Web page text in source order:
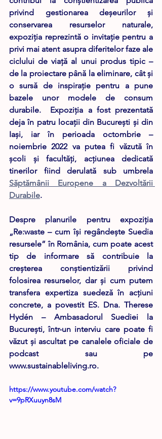
privind gestionarea deşeurilor și
conservarea resurselor naturale,
expoziția reprezintă o invitație pentru a
privi mai atent asupra diferitelor faze ale
ciclului de viață al unui produs tipic –
de la proiectare până la eliminare, cât și
o sursă de inspirație pentru a pune
bazele unor modele de consum
durabile.  Expoziția a fost prezentată
deja în patru locații din București și din
Iași, iar în perioada octombrie –
noiembrie 2022 va putea fi văzută în
școli și facultăți, acțiunea dedicată
Săptămânii Europene a Dezvoltării
Durabile.
Despre planurile pentru expoziția
„Re:waste – cum își regândește Suedia
resursele” în România, cum poate acest
tip de informare să contribuie la
creșterea conștientizării privind
folosirea resurselor, dar și cum putem
transfera expertiza suedeză în acțiuni
concrete, a povestit ES. Dna. Therese
Hydén – Ambasadorul Suediei la
Bucureşti, într-un interviu care poate fi
văzut și ascultat pe canalele oficiale de
podcast sau pe
www.sustainableliving.ro.
https://www.youtube.com/watch?
v=9pRXuuyn8sM